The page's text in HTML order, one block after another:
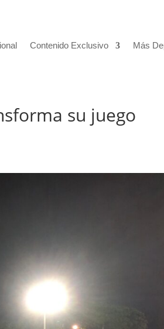
Contenido Exclusivo Más
su juego